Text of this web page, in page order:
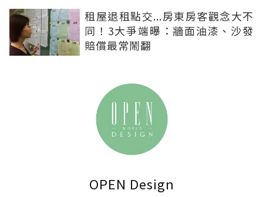
租屋退租點交...房東房客觀念大不
同！3大爭端曝：牆面油漆、沙發
賠償最常鬧翻
OPEN Design